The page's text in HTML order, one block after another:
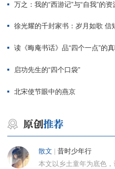
万之：我的“西游记”与“自我”的资
徐光耀的千封家书：岁月如歌 信
读《晦庵书话》品“四个一点”的
启功先生的“四个口袋”
北宋使节眼中的燕京
散文 昔时少年行
本文以乡土童年为底色